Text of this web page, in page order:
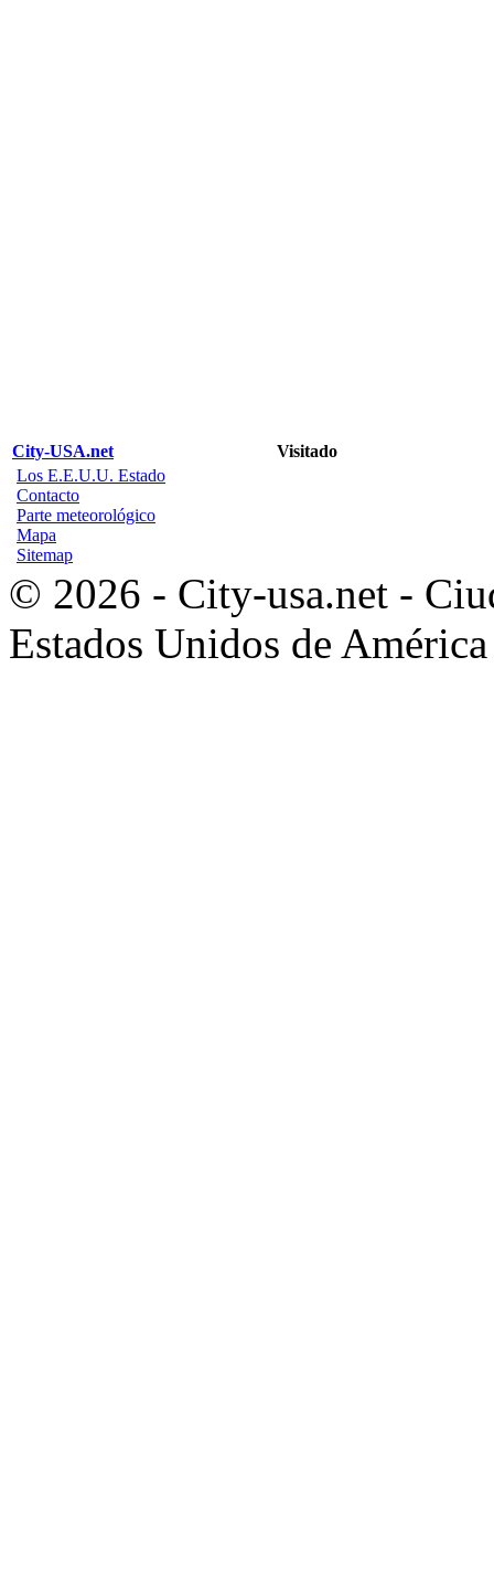
City-USA.net
Visitado
Los E.E.U.U. Estado
Contacto
Parte meteorológico
Mapa
Sitemap
© 2026 - City-usa.net -
Estados Unidos de América